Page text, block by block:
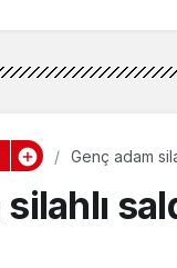
Genç adam